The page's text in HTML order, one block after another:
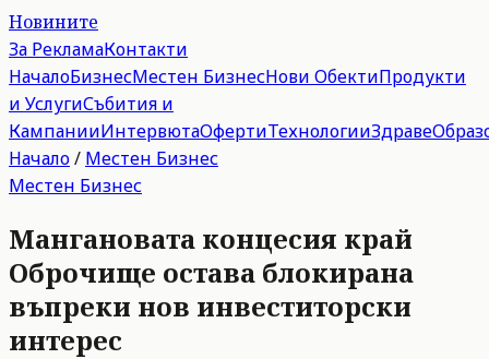
Новините
За РекламаКонтакти
НачалоБизнесМестен БизнесНови ОбектиПродукти
и УслугиСъбития и
КампанииИнтервютаОфертиТехнологииЗдраве
Начало/ Местен Бизнес
Местен Бизнес
Мангановата концесия край
Оброчище остава блокирана
въпреки нов инвеститорски
интерес